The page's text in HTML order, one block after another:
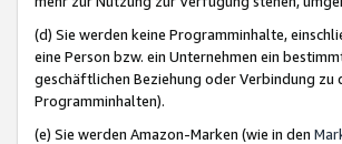
(d) Sie werden keine Programminhalte,
eine Person bzw. ein Unternehmen ein
geschäftlichen Beziehung oder Verbindung
Programminhalten).
(e) Sie werden Amazon-Marken (wie in den